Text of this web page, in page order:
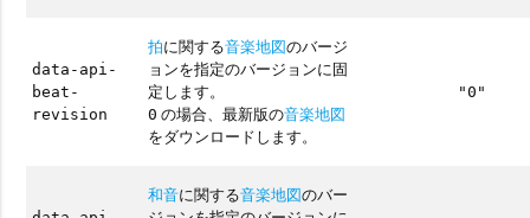
data-api-
beat-
revision
拍に関する音楽地図のバージ
ョンを指定のバージョンに固
定します。
0 の場合、最新版の音楽地図
をダウンロードします。
"0"
和音に関する音楽地図のバー